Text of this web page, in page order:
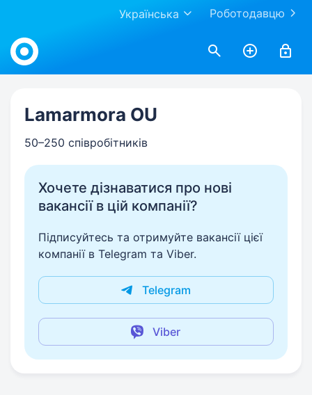
Роботодавцю
Українська
Work.ua
Lamarmora OU
50–250 співробітників
Хочете дізнаватися про нові
вакансії в цій компанії?
Підписуйтесь та отримуйте вакансії цієї
компанії в Telegram та Viber.
Telegram
Viber